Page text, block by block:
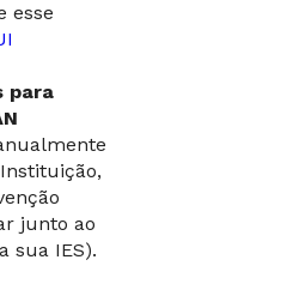
esse
para
junto ao
sua IES).